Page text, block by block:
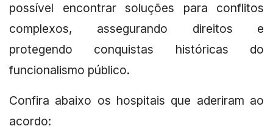
possível encontrar soluções para conflitos
complexos, assegurando direitos e
protegendo conquistas históricas do
funcionalismo público.
Confira abaixo os hospitais que aderiram ao
acordo: